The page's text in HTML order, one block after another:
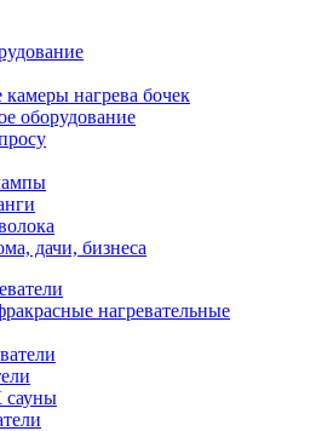
нагрева бочек
оборудование
дачи, бизнеса
нагревательные
сауны